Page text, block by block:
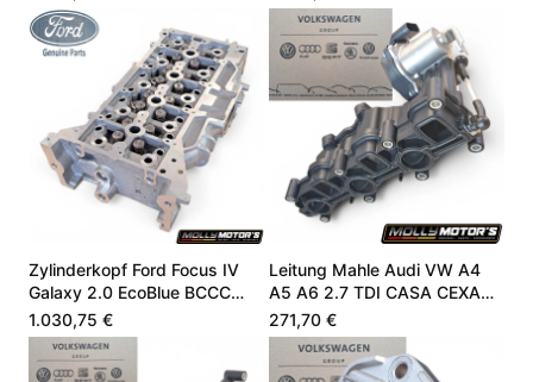
Zylinderkopf Ford Focus IV
Galaxy 2.0 EcoBlue BCCC
BCCD HG9Q6C032CA
1.030,75 €
Leitung Mahle Audi VW A4
A5 A6 2.7 TDI CASA CEXA
059129711DC
271,70 €